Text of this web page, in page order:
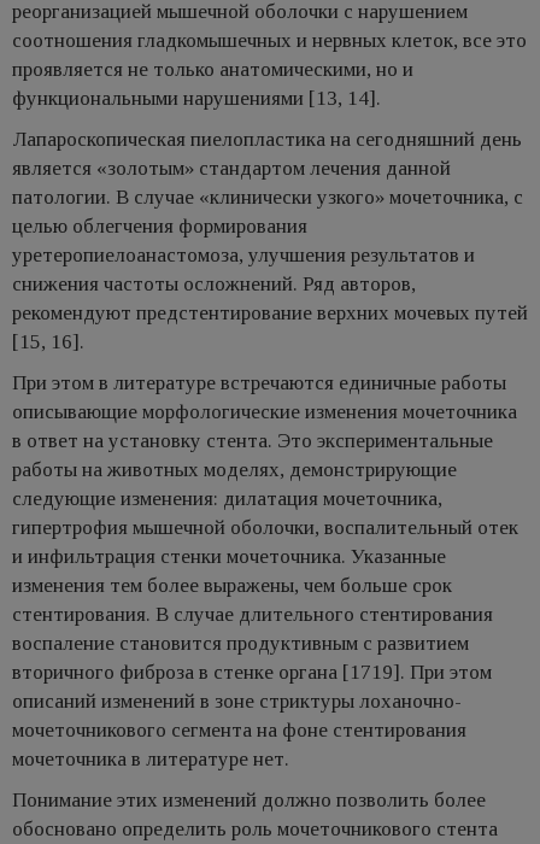
реорганизацией мышечной оболочки с нарушением
соотношения гладкомышечных и нервных клеток, все это
проявляется не только анатомическими, но и
функциональными нарушениями [13, 14].
Лапароскопическая пиелопластика на сегодняшний день
является «золотым» стандартом лечения данной
патологии. В случае «клинически узкого» мочеточника, с
целью облегчения формирования
уретеропиелоанастомоза, улучшения результатов и
снижения частоты осложнений. Ряд авторов,
рекомендуют предстентирование верхних мочевых путей
[15, 16].
При этом в литературе встречаются единичные работы
описывающие морфологические изменения мочеточника
в ответ на установку стента. Это экспериментальные
работы на животных моделях, демонстрирующие
следующие изменения: дилатация мочеточника,
гипертрофия мышечной оболочки, воспалительный отек
и инфильтрация стенки мочеточника. Указанные
изменения тем более выражены, чем больше срок
стентирования. В случае длительного стентирования
воспаление становится продуктивным с развитием
вторичного фиброза в стенке органа [1719]. При этом
описаний изменений в зоне стриктуры лоханочно-
мочеточникового сегмента на фоне стентирования
мочеточника в литературе нет.
Понимание этих изменений должно позволить более
обосновано определить роль мочеточникового стента